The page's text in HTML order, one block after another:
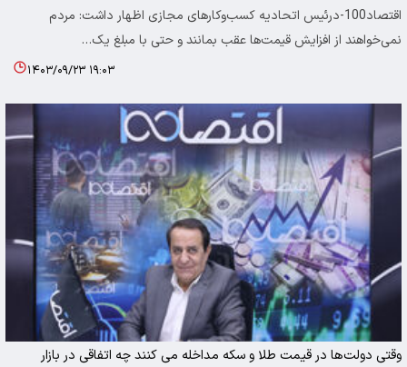
اقتصاد100-درئیس اتحادیه کسب‌وکارهای مجازی اظهار داشت: مردم
نمی‌خواهند از افزایش قیمت‌ها عقب بمانند و حتی با مبلغ یک…
۱۴۰۳/۰۹/۲۳ ۱۹:۰۳
وقتی دولت‌ها در قیمت طلا و سکه مداخله می کنند چه اتفاقی در بازار